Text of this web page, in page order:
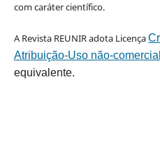
com caráter científico.
A Revista REUNIR adota Licença
Atribuição-Uso não-
equivalente.